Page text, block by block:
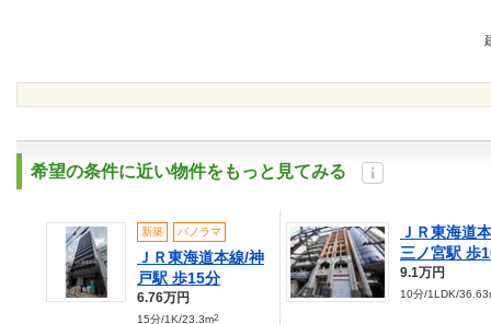
希望の条件に近い物件をもっと見てみる
新築 パノラマ
ＪＲ東海道本線/神
戸駅 歩15分
6.76万円
15分/1K/23.3m2
ＪＲ東海道
三ノ宮駅 歩
9.1万円
10分/1LDK/